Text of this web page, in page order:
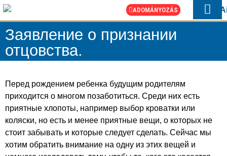
ADOMÁNYOZÁS
Заявление о признании
отцовства.
Перед рождением ребенка будущим родителям
приходится о многом позаботиться. Среди них есть
приятные хлопоты, например выбор кроватки или
коляски, но есть и менее приятные вещи, о которых не
стоит забывать и которые следует сделать. Сейчас мы
хотим обратить внимание на одну из этих вещей и